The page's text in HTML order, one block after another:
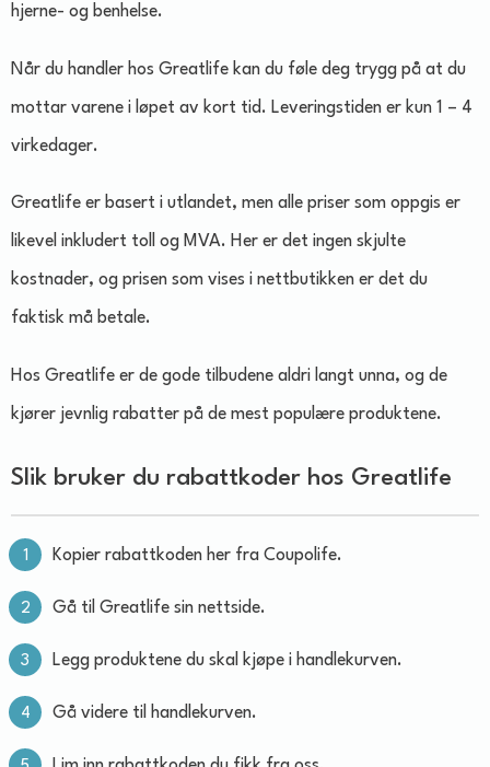
hjerne- og benhelse.
Når du handler hos Greatlife kan du føle deg trygg på at du
mottar varene i løpet av kort tid. Leveringstiden er kun 1 – 4
virkedager.
Greatlife er basert i utlandet, men alle priser som oppgis er
likevel inkludert toll og MVA. Her er det ingen skjulte
kostnader, og prisen som vises i nettbutikken er det du
faktisk må betale.
Hos Greatlife er de gode tilbudene aldri langt unna, og de
kjører jevnlig rabatter på de mest populære produktene.
Slik bruker du rabattkoder hos Greatlife
Kopier rabattkoden her fra Coupolife.
Gå til Greatlife sin nettside.
Legg produktene du skal kjøpe i handlekurven.
Gå videre til handlekurven.